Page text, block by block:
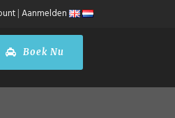
|Aanmelden
Boek Nu